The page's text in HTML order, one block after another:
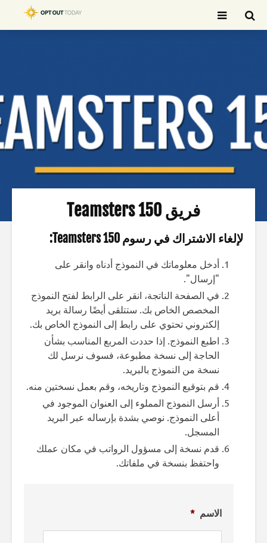
فريق Teamsters 150
لإلغاء الاشتراك في رسوم Teamsters 150:
أدخل معلوماتك في النموذج أدناه وانقر على
"إرسال".
في الصفحة الناتجة، انقر على الرابط لفتح النموذج
المخصص الخاص بك. ستتلقى أيضًا رسالة بريد
إلكتروني تحتوي على رابط إلى النموذج الخاص بك.
اطبع النموذج. إذا حددت المربع المناسب بشأن
الحاجة إلى نسخة مطبوعة، فسوف نرسل لك
نسخة من النموذج بالبريد.
قم بتوقيع النموذج وتاريخه، وقم بعمل نسختين منه.
أرسل النموذج المملوء إلى العنوان الموجود في
أعلى النموذج. نوصي بشدة بإرساله عبر البريد
المسجل.
قدم نسخة إلى مسؤول الرواتب في مكان عملك
واحتفظ بنسخة في ملفاتك.
الاسم *